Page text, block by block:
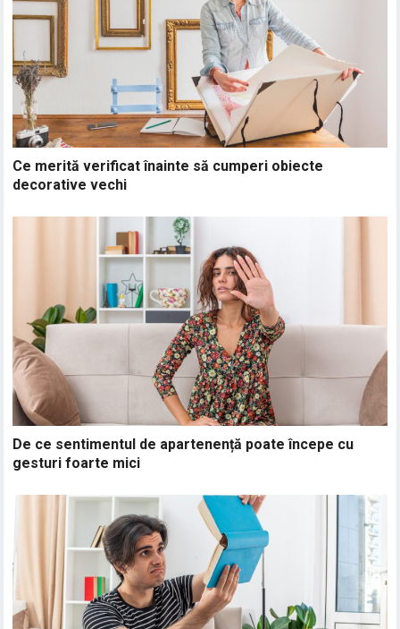
Ce merită verificat înainte să cumperi obiecte
decorative vechi
De ce sentimentul de apartenență poate începe cu
gesturi foarte mici